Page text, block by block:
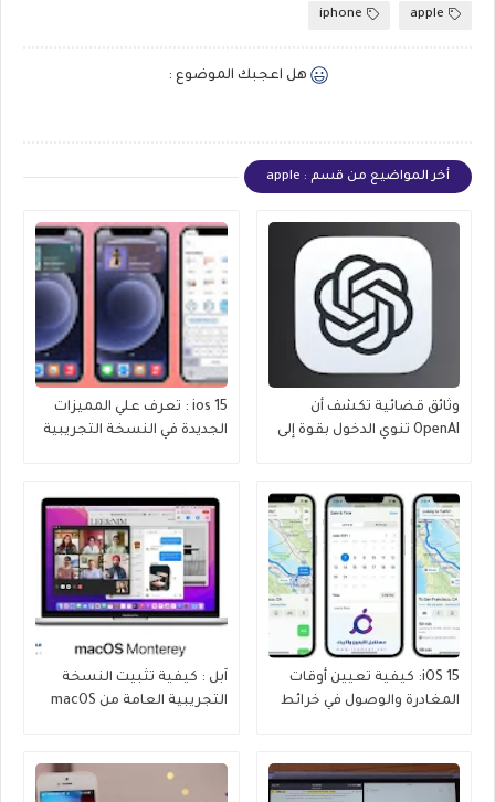
apple
iphone
هل اعجبك الموضوع :
أخر المواضيع من قسم : apple
وثائق قضائية تكشف أن
OpenAI تنوي الدخول بقوة إلى
ios 15 : تعرف علي المميزات
الجديدة في النسخة التجريبية
iOS 15: كيفية تعيين أوقات
المغادرة والوصول في خرائط
اَبل : كيفية تثبيت النسخة
التجريبية العامة من macOS